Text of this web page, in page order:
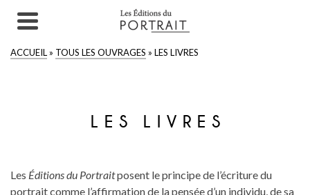
ACCUEIL » TOUS LES OUVRAGES » LES LIVRES
LES LIVRES
Les Éditions du Portraitposent le principe de l’écriture du
portrait comme l’affirmation de la pensée d’un individu, de sa